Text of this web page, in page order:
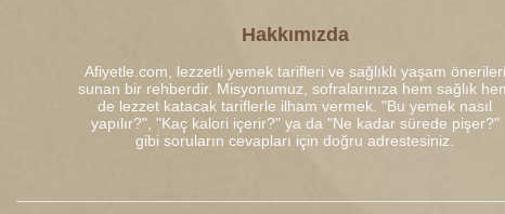
Hakkımızda
Afiyetle.com, lezzetli yemek tarifleri ve sağlıklı yaşam önerileri
sunan bir rehberdir. Misyonumuz, sofralarınıza hem sağlık
de lezzet katacak tariflerle ilham vermek. "Bu yemek nasıl
yapılır?", "Kaç kalori içerir?" ya da "Ne kadar sürede pişer?"
gibi soruların cevapları için doğru adrestesiniz.